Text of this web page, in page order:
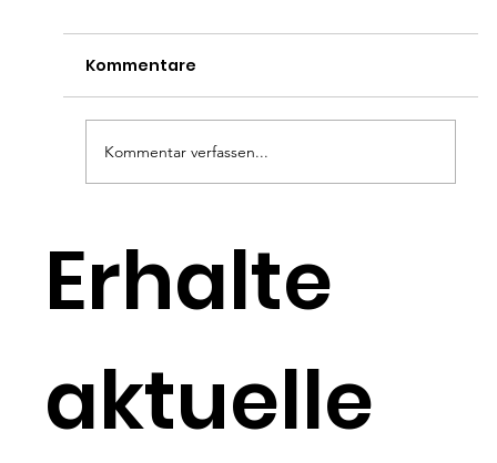
über Protatakrebs
Kommentare
Kommentar verfassen...
Erhalte
aktuelle